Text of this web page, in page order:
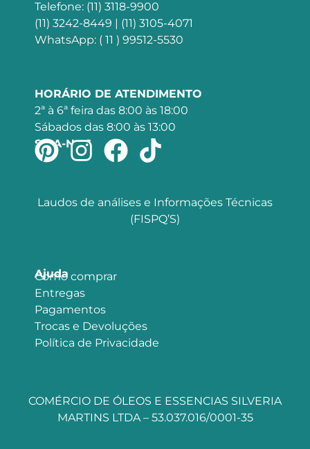
Telefone: (11) 3118-9900
(11) 3242-8449 | (11) 3105-4071
WhatsApp: ( 11 ) 99512-5530
HORÁRIO DE ATENDIMENTO
2ª à 6ª feira das 8:00 às 18:00
Sábados das 8:00 às 13:00
SIGA-NOS
Laudos de análises e Informações Técnicas
(FISPQ’S)
Ajuda
Como comprar
Entregas
Pagamentos
Trocas e Devoluções
Política de Privacidade
COMÉRCIO DE ÓLEOS E ESSENCIAS SILVERIA
MARTINS LTDA – 53.037.016/0001-35